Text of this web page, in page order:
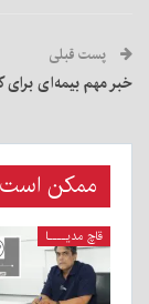
پست قبلی
خبر مهم بیمه‌ای برای
ممکن است
قاچ مدیــــا